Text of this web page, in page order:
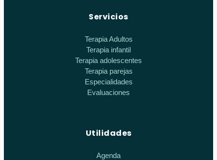
Servicios
Terapia Adultos
Terapia infantil
Terapia adolescentes
Terapia parejas
Especialidades
Evaluaciones
Utilidades
Agenda